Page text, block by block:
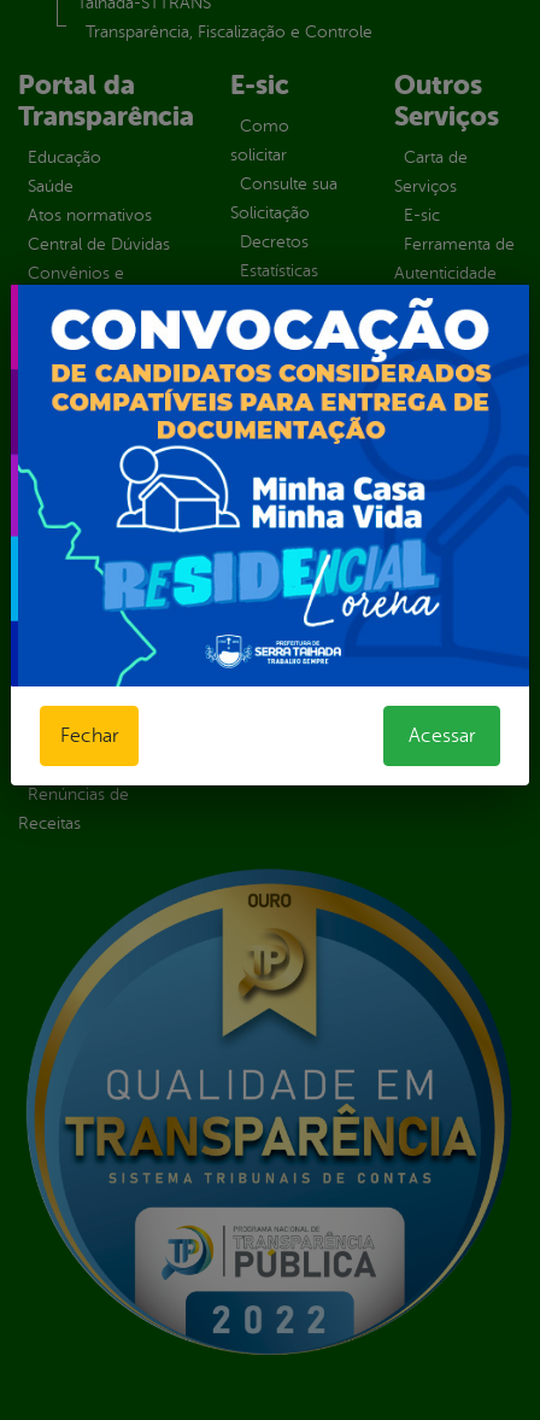
Transparência, Fiscalização e Controle
Portal da
Transparência
Educação
Saúde
Atos normativos
Central de Dúvidas
Convênios e
Despesas
Organizacional
Inicio
LGPD e Governo
Planejamento e
Prestação de Contas
Receitas
Recursos Humanos
Renúncias de
Receitas
E-sic
Como
solicitar
Consulte sua
Solicitação
Decretos
Estatísticas
Prazos e
Sic Físico
Solicitar
Recurso
Solicitar um
pedido
Outros
Serviços
Carta de
Serviços
E-sic
Ferramenta de
Autenticidade
Ouvidoria
Portal Aldir
Blanc
Escolar
Fechar Acessar